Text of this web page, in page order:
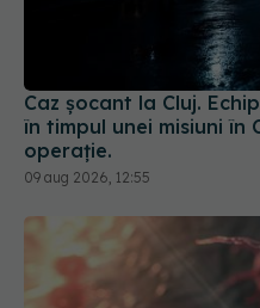
Caz șocant la Cluj.
în timpul unei misiuni în
operație.
09 aug 2026, 12:55